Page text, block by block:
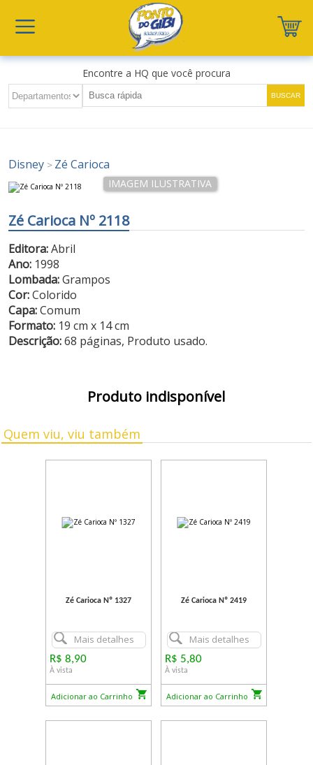
Encontre a HQ que você procura
Disney > Zé Carioca
Zé Carioca Nº 2118
Editora:Abril
Ano: 1998
Lombada:Grampos
Cor:Colorido
Capa:Comum
Formato: 19 cm x 14 cm
Descrição:68 páginas, Produto usado.
Produto indisponível
Quem viu, viu também
Zé Carioca Nº 1327
Mais detalhes
R$ 8,90
À vista
Adicionar ao Carrinho
Zé Carioca Nº 2419
Mais detalhes
R$ 5,80
À vista
Adicionar ao Carrinho